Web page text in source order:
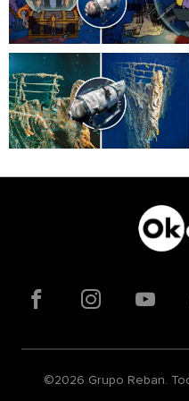
FacebookInstagram
©2026 Grupo Reban.